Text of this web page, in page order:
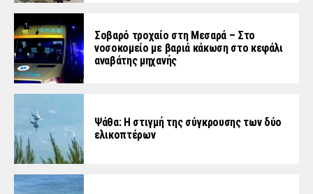
Σοβαρό τροχαίο στη Μεσαρά – Στο
νοσοκομείο με βαριά κάκωση στο κεφάλι
αναβάτης μηχανής
Ψάθα: Η στιγμή της σύγκρουσης των δύο
ελικοπτέρων